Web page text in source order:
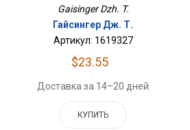
Gaisinger Dzh. T.
Гайсингер Дж. Т.
Артикул: 1619327
$23.55
Доставка за 14–20 дней
КУПИТЬ